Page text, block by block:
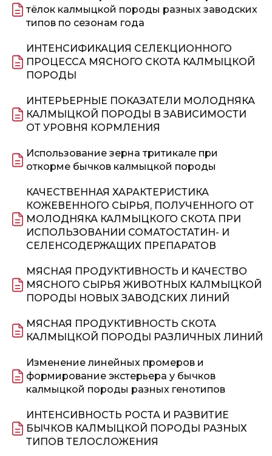
тёлок калмыцкой породы разных заводских
типов по сезонам года
ИНТЕНСИФИКАЦИЯ СЕЛЕКЦИОННОГО
ПРОЦЕССА МЯСНОГО СКОТА КАЛМЫЦКОЙ
ПОРОДЫ
ИНТЕРЬЕРНЫЕ ПОКАЗАТЕЛИ МОЛОДНЯКА
КАЛМЫЦКОЙ ПОРОДЫ В ЗАВИСИМОСТИ
ОТ УРОВНЯ КОРМЛЕНИЯ
Использование зерна тритикале при
откорме бычков калмыцкой породы
КАЧЕСТВЕННАЯ ХАРАКТЕРИСТИКА
КОЖЕВЕННОГО СЫРЬЯ, ПОЛУЧЕННОГО ОТ
МОЛОДНЯКА КАЛМЫЦКОГО СКОТА ПРИ
ИСПОЛЬЗОВАНИИ СОМАТОСТАТИН- И
СЕЛЕНСОДЕРЖАЩИХ ПРЕПАРАТОВ
МЯСНАЯ ПРОДУКТИВНОСТЬ И КАЧЕСТВО
МЯСНОГО СЫРЬЯ ЖИВОТНЫХ КАЛМЫЦКОЙ
ПОРОДЫ НОВЫХ ЗАВОДСКИХ ЛИНИЙ
МЯСНАЯ ПРОДУКТИВНОСТЬ СКОТА
КАЛМЫЦКОЙ ПОРОДЫ РАЗЛИЧНЫХ ЛИНИЙ
Изменение линейных промеров и
формирование экстерьера у бычков
калмыцкой породы разных генотипов
ИНТЕНСИВНОСТЬ РОСТА И РАЗВИТИЕ
БЫЧКОВ КАЛМЫЦКОЙ ПОРОДЫ РАЗНЫХ
ТИПОВ ТЕЛОСЛОЖЕНИЯ